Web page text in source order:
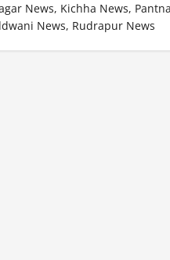
News, Kichha News,
News, Rudrapur News